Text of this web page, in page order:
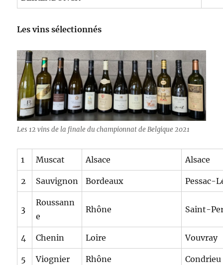
Les vins sélectionnés
Les 12 vins de la finale du championnat de Belgique 2021
1 Muscat Alsace Alsace
2 Sauvignon Bordeaux Pessac-
3
Roussann
e
Rhône Saint-
4 Chenin Loire Vouvray
5 Viognier Rhône Condrieu